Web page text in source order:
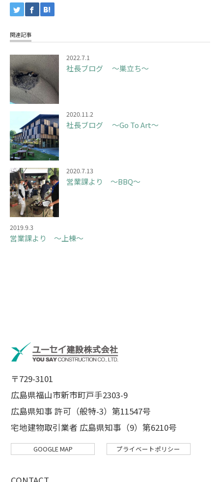
関連記事
2022.7.1
社長ブログ ～巣立ち～
2020.11.2
社長ブログ ～Go To Art～
2020.7.13
営業課より ～BBQ～
2019.9.3
営業課より ～上棟～
〒729-3101
広島県福山市新市町戸手2303-9
広島県知事 許可（般特-3）第11547号
宅地建物取引業者 広島県知事（9）第6210号
GOOGLE MAP プライベートポリシー